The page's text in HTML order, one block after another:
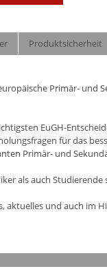
Produktsicherheit
Primär- und
EuGH-
für das
Primär- und
als auch
aktuelles und auch im